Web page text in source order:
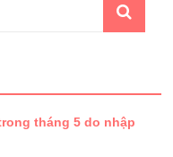
tháng 5 do nhập